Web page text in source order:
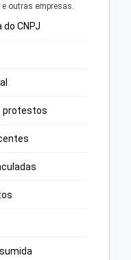
outras empresas.
CNPJ
protestos